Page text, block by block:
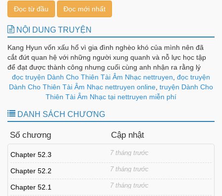
Đọc từ đầu Đọc mới nhất
NỘI DUNG TRUYỆN
Kang Hyun vốn xấu hổ vì gia đình nghèo khó của mình nên đã
cắt đứt quan hệ với những người xung quanh và nỗ lực học tập
để đạt được thành công nhưng cuối cùng anh nhận ra rằng lý
tưởng của mình đã sai. Tệ hơn nữa, Hyun, người mắc bệnh ung
thư, bị xe cán khi cố gắng cứu một người ngã trên đường ray tàu
điện ngầm và quay về quá khứ khi đang nghe giai điệu của một
sống như trước, nhận ra rằng mình có tài năng âm nhạc to lớn…
đọc truyện Dành Cho Thiên Tài Âm Nhạc nettruyen đọc truyện
Dành Cho Thiên Tài Âm Nhạc nettruyen online truyện Dành Cho
Thiên Tài Âm Nhạc tại nettruyen miễn phí
DANH SÁCH CHƯƠNG
Số chương Cập nhật
Chapter 52.3 7 tháng trước
Chapter 52.2 7 tháng trước
Chapter 52.1 7 tháng trước